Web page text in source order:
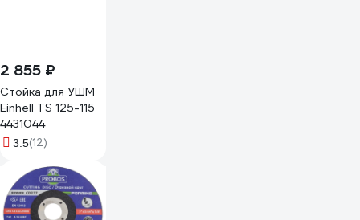
2 855 ₽
Стойка для УШМ
Einhell TS 125-115
4431044
3.5(12)